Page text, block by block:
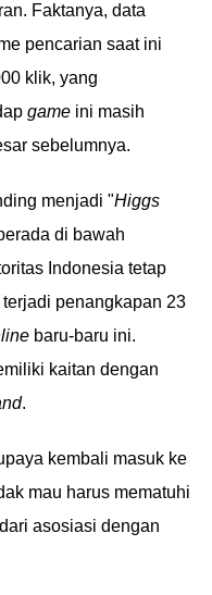
Faktanya, data
pencarian saat ini
klik, yang
game ini masih
sebelumnya.
menjadi "Higgs
di bawah
Indonesia tetap
penangkapan 23
baru-baru ini.
kaitan dengan
.
kembali masuk ke
mau harus mematuhi
asosiasi dengan